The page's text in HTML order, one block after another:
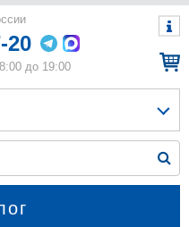
20
до 19:00